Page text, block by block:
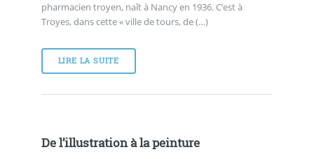
pharmacien troyen, naît à Nancy en 1936. C’est à
Troyes, dans cette « ville de tours, de (…)
LIRE LA SUITE
De l’illustration à la peinture